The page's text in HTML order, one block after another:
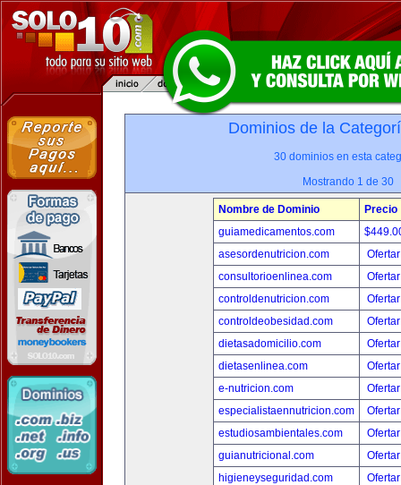
Dominios de la
30 dominios en esta
Mostrando 1 de 30
Nombre de Dominio
Precio
guiamedicamentos.com
asesordenutricion.com
consultorioenlinea.com
controldenutricion.com
controldeobesidad.com
dietasadomicilio.com
dietasenlinea.com
e-nutricion.com
especialistaennutricion.com
estudiosambientales.com
guianutricional.com
higieneyseguridad.com